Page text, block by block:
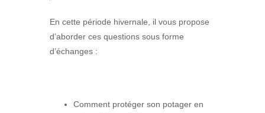
En cette période hivernale, il vous propose
d’aborder ces questions sous forme
d’échanges :
Comment protéger son potager en